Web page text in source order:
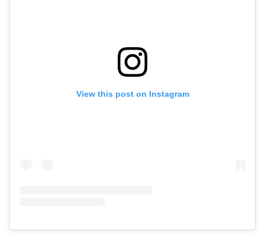
View this post on Instagram